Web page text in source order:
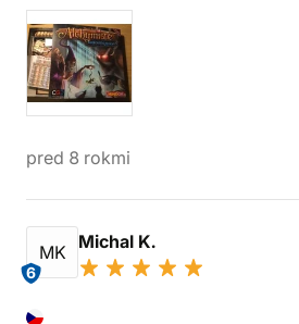
pred 8 rokmi
MK
6
Michal K.